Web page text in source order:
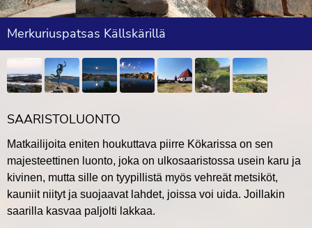
Merkuriuspatsas Källskärillä
SAARISTOLUONTO
Matkailijoita eniten houkuttava piirre Kökarissa on sen
majesteettinen luonto, joka on ulkosaaristossa usein karu ja
kivinen, mutta sille on tyypillistä myös vehreät metsiköt,
kauniit niityt ja suojaavat lahdet, joissa voi uida. Joillakin
saarilla kasvaa paljolti lakkaa.